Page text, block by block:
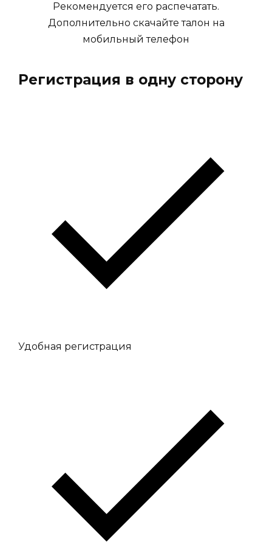
Рекомендуется его распечатать.
Дополнительно скачайте талон на
мобильный телефон
Регистрация в одну сторону
Удобная регистрация